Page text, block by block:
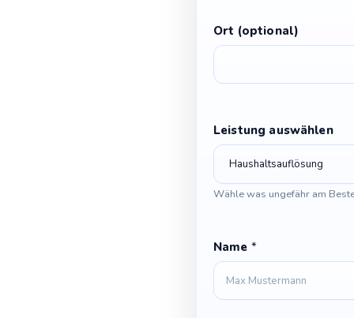
Ort (optional)
Leistung auswählen
Wähle was ungefähr am
Name *
n
n
m
r
N
c
i
c
t